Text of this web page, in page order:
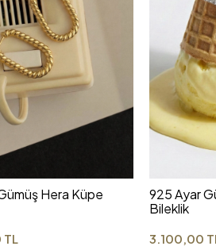
Hera Küpe
925 Ayar
Bileklik
3.100,00